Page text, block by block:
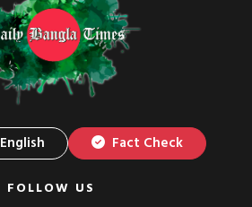
English Fact Check
FOLLOW US